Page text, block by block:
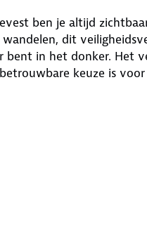
ben je altijd
dit
bent in het donker. Het
keuze is
is ontworpen met jouw
lampjes en aan de
en uitzetten en kiezen
banden is het vest